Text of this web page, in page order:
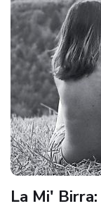
La Mi'